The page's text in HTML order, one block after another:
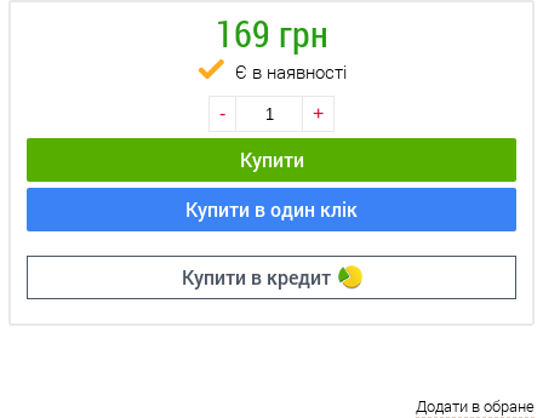
169 грн
Є в наявності
- +
Купити
Купити в один клік
Купити в кредит
Додати в обране